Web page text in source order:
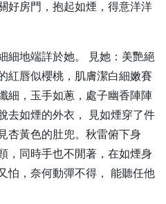
好房門，抱起如煙，得意洋洋
細地端詳於她。 見她：美艷絕
紅唇似櫻桃，肌膚潔白細嫩賽
細，玉手如蔥，處子幽香陣陣
去如煙的外衣， 見如煙穿了件
杏黃色的肚兜。秋雷俯下身
，同時手也不閒著，在如煙身
怕，奈何動彈不得， 能聽任他